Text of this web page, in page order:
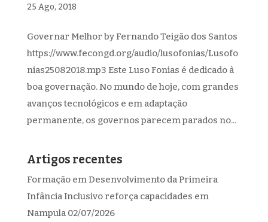
25 Ago, 2018
Governar Melhor by Fernando Teigão dos Santos
https://www.fecongd.org/audio/lusofonias/Lusofo
nias25082018.mp3 Este Luso Fonias é dedicado à
boa governação. No mundo de hoje, com grandes
avanços tecnológicos e em adaptação
permanente, os governos parecem parados no...
Artigos recentes
Formação em Desenvolvimento da Primeira
Infância Inclusivo reforça capacidades em
Nampula 02/07/2026